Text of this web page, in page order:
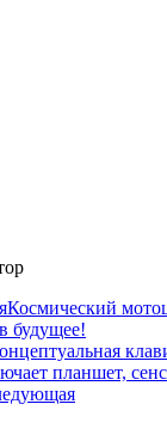
Космический
будущее!
планшет,